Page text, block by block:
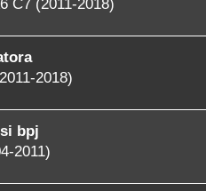
C7 (2011-2018)
2018)
bpj
2011)